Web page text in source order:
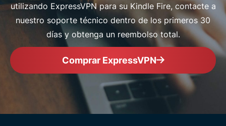
utilizando ExpressVPN para su Kindle Fire, contacte a
nuestro soporte técnico dentro de los primeros 30
días y obtenga un reembolso total.
Comprar ExpressVPN